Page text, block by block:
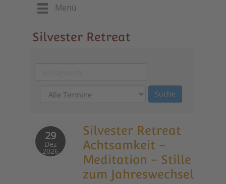
Menü
Silvester Retreat
29
Dez
2026
Silvester Retreat
Achtsamkeit -
Meditation - Stille
zum Jahreswechsel